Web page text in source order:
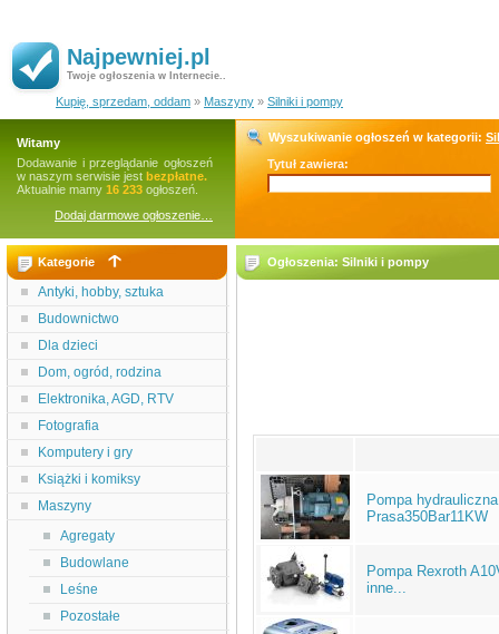
Najpewniej.pl
Twoje ogłoszenia w Internecie..
Kupię, sprzedam, oddam » Maszyny » Silniki i pompy
Witamy
Dodawanie i przeglądanie ogłoszeń
w naszym serwisie jest bezpłatne.
Aktualnie mamy 16 233 ogłoszeń.
Dodaj darmowe ogłoszenie…
Wyszukiwanie ogłoszeń w kategorii:
Tytuł zawiera:
Kategorie
Antyki, hobby, sztuka
Budownictwo
Dla dzieci
Dom, ogród, rodzina
Elektronika, AGD, RTV
Fotografia
Komputery i gry
Książki i komiksy
Maszyny
Agregaty
Budowlane
Leśne
Pozostałe
Ogłoszenia: Silniki i pompy
Pompa
Prasa350Bar11KW
Pompa Rexroth
inne...